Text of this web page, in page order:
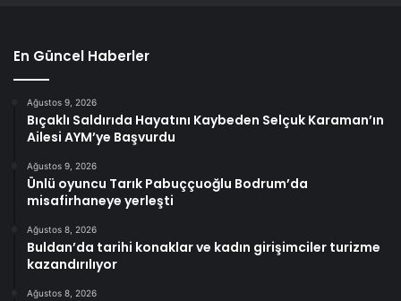
En Güncel Haberler
Ağustos 9, 2026
Bıçaklı Saldırıda Hayatını Kaybeden Selçuk Karaman’ın
Ailesi AYM’ye Başvurdu
Ağustos 9, 2026
Ünlü oyuncu Tarık Pabuççuoğlu Bodrum’da
misafirhaneye yerleşti
Ağustos 8, 2026
Buldan’da tarihi konaklar ve kadın girişimciler turizme
kazandırılıyor
Ağustos 8, 2026